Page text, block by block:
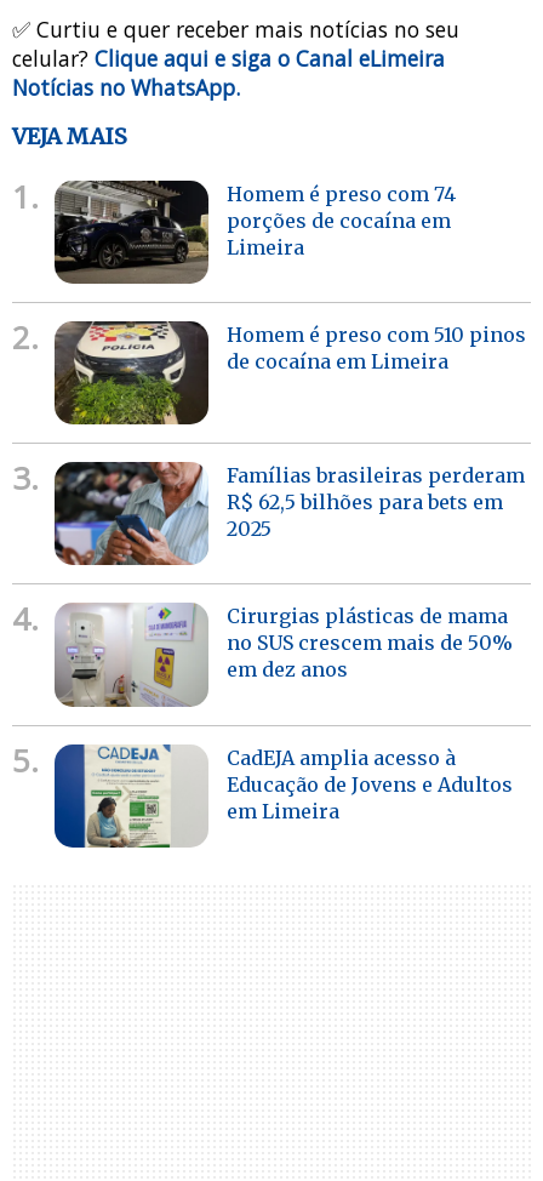
✅ Curtiu e quer receber mais notícias no seu
celular? Clique aqui e siga o Canal eLimeira
Notícias no WhatsApp.
VEJA MAIS
1.
Homem é preso com 74
porções de cocaína em
Limeira
2.
Homem é preso com 510 pinos
de cocaína em Limeira
3.
Famílias brasileiras perderam
R$ 62,5 bilhões para bets em
2025
4.
Cirurgias plásticas de mama
no SUS crescem mais de 50%
em dez anos
5.
CadEJA amplia acesso à
Educação de Jovens e Adultos
em Limeira